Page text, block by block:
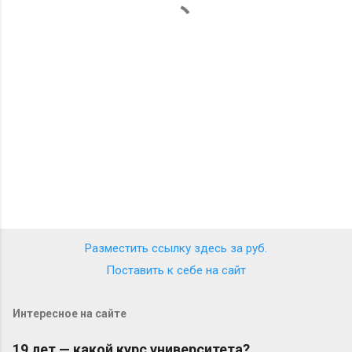
Разместить ссылку здесь за руб.
Поставить к себе на сайт
Интересное на сайте